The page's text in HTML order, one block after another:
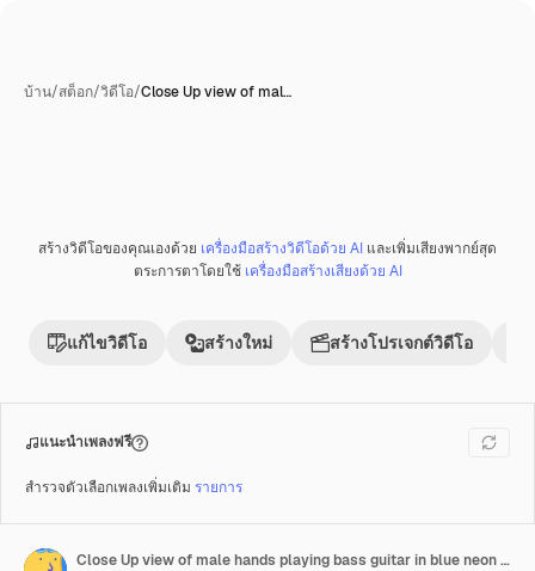
บ้าน/สต็อก/วิดีโอ/Close Up view of mal…
พรีเมี่ยม
สร้างวิดีโอของคุณเองด้วย เครื่องมือสร้างวิดีโอด้วย AI และเพิ่มเสียงพากย์สุด
ตระการตาโดยใช้ เครื่องมือสร้างเสียงด้วย AI
แก้ไขวิดีโอ สร้างใหม่ สร้างโปรเจกต์วิดีโอ
แนะนำเพลงฟรี
สำรวจตัวเลือกเพลงเพิ่มเติม รายการ
Close Up view of male hands playing bass guitar in blue neon light. Musician playing bass guitar live during the show concert in